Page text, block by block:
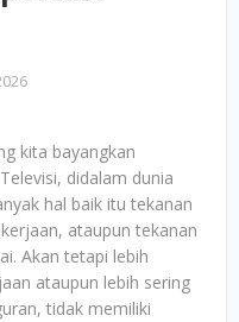
kita bayangkan
didalam dunia
hal baik itu tekanan
ataupun tekanan
Akan tetapi lebih
ataupun lebih sering
tidak memiliki